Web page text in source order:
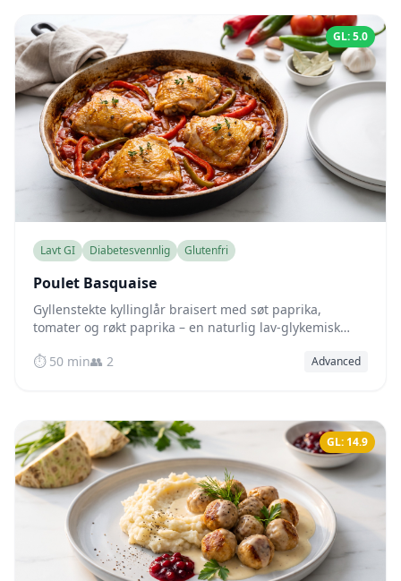
GL: 5.0
Lavt GI Diabetesvennlig Glutenfri
Poulet Basquaise
Gyllenstekte kyllinglår braisert med søt paprika,
tomater og røkt paprika – en naturlig lav-glykemisk
⏱️ 50 min👥 2 Advanced
GL: 14.9